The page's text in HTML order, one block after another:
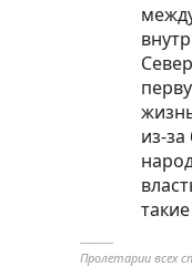
из-
----------
Пролетарии всех